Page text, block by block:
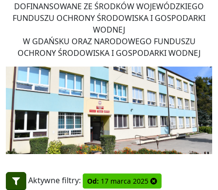
DOFINANSOWANE ZE ŚRODKÓW WOJEWÓDZKIEGO
FUNDUSZU OCHRONY ŚRODOWISKA I GOSPODARKI
WODNEJ
W GDAŃSKU ORAZ NARODOWEGO FUNDUSZU
OCHRONY ŚRODOWISKA I GOSPODARKI WODNEJ
Aktywne filtry: Od: 17 marca 2025